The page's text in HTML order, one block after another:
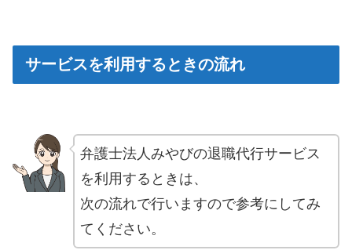
サービスを利用するときの流れ
弁護士法人みやびの退職代行サービス
を利用するときは、
次の流れで行いますので参考にしてみ
てください。